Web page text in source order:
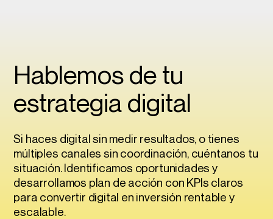
Hablemos de tu
estrategia digital
Si haces digital sin medir resultados, o tienes
múltiples canales sin coordinación, cuéntanos tu
situación. Identificamos oportunidades y
desarrollamos plan de acción con KPIs claros
para convertir digital en inversión rentable y
escalable.